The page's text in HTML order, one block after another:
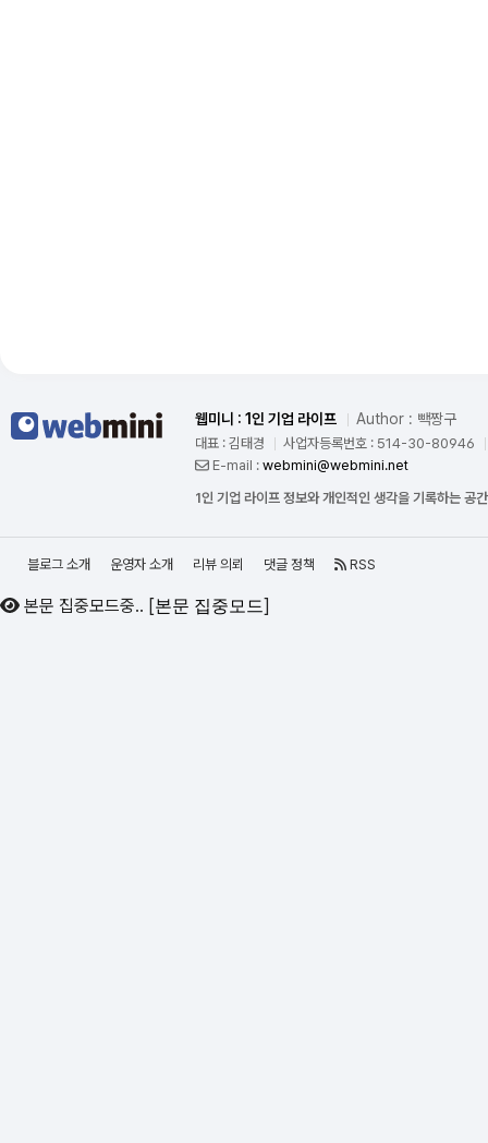
웹미니 : 1인 기업 라이프 Author : 빽짱구
대표 : 김태경
사업자등록번호 : 514-30-80946
E-mail :webmini@webmini.net
1인 기업 라이프 정보와 개인적인 생각을 기록하는 공
블로그 소개 운영자 소개 리뷰 의뢰 댓글 정책 RSS
본문 집중모드중.. [본문 집중모드]